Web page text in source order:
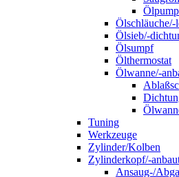
Ölschläuche/-
Ölsieb/-
Ölsumpf
Ölthermostat
Ölwanne/-
Tuning
Werkzeuge
Zylinder/Kolben
Zylinderkopf/-
Ansaug-/